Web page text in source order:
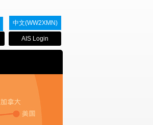
中文(WW2XMN)
AIS Login